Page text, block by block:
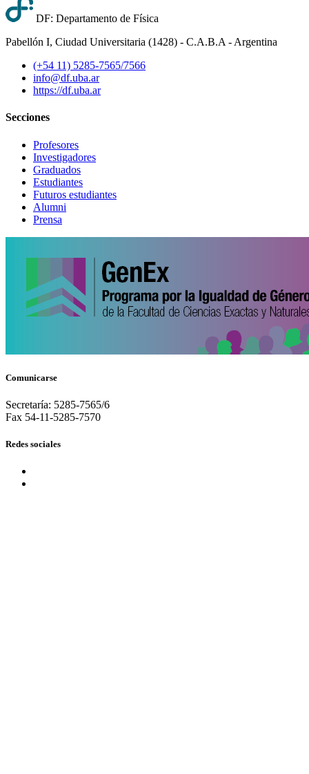
DF: Departamento de Física
Pabellón I, Ciudad Universitaria (1428) - C.A.B.A - Argentina
(+54 11) 5285-7565/7566
info@df.uba.ar
https://df.uba.ar
Secciones
Profesores
Investigadores
Graduados
Estudiantes
Futuros estudiantes
Alumni
Prensa
Comunicarse
Secretaría: 5285-7565/6
Fax 54-11-5285-7570
Redes sociales